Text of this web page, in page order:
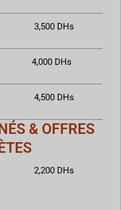
3,500 DHs
4,000 DHs
4,500 DHs
& OFFRES
2,200 DHs